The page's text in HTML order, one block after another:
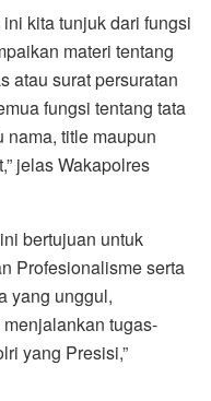
kita tunjuk dari fungsi
materi tentang
atau surat persuratan
fungsi tentang tata
title maupun
jelas Wakapolres
bertujuan untuk
Profesionalisme serta
yang unggul,
tugas-
yang Presisi,”